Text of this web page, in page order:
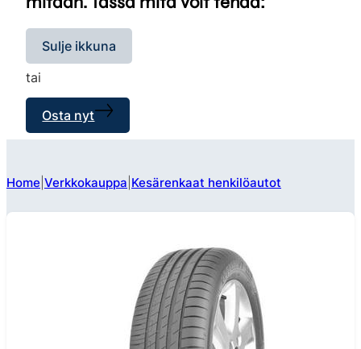
Sulje ikkuna
tai
Osta nyt
Home Verkkokauppa Kesärenkaat henkilöautot